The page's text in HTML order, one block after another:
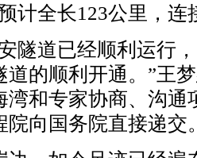
计全长123公里，
道已经顺利运行，
道的顺利开通。”王
湾和专家协商、沟通
院向国务院直接递交